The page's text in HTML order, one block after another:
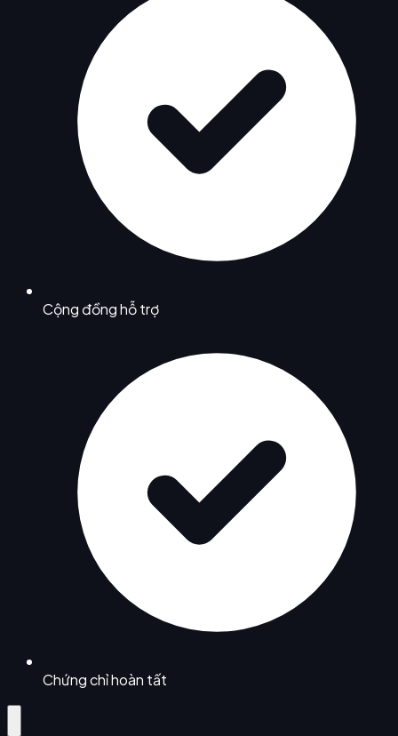
Cộng đồng hỗ trợ
Chứng chỉ hoàn tất